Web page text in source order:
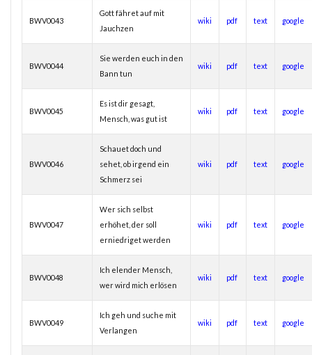
BWV0043
Gott fähret auf mit
Jauchzen
wiki pdf text google
BWV0044
Sie werden euch in den
Bann tun
wiki pdf text google
BWV0045
Es ist dir gesagt,
Mensch, was gut ist
wiki pdf text google
BWV0046
Schauet doch und
sehet, ob irgend ein
Schmerz sei
wiki pdf text google
BWV0047
Wer sich selbst
erhöhet, der soll
erniedriget werden
wiki pdf text google
BWV0048
Ich elender Mensch,
wer wird mich erlösen
wiki pdf text google
BWV0049
Ich geh und suche mit
Verlangen
wiki pdf text google